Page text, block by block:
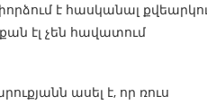
է հասկանալ
էլ չեն հավատում
ասել է, որ ռուս